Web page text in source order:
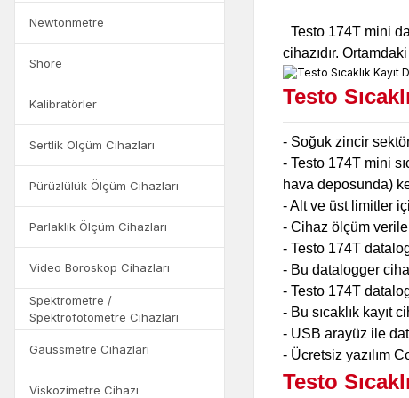
Newtonmetre
Shore
Kalibratörler
Sertlik Ölçüm Cihazları
Pürüzlülük Ölçüm Cihazları
Parlaklık Ölçüm Cihazları
Video Boroskop Cihazları
Spektrometre /
Spektrofotometre Cihazları
Gaussmetre Cihazları
Viskozimetre Cihazı
Testo 174T mini
cihazıdır.
Testo
- Soğuk zincir
- Testo 174T mini
hava deposunda)
- Alt ve üst limitler
- Cihaz ölçüm
- Testo 174T
- Bu datalogger
- Testo 174T
- Bu sıcaklık kayıt
- USB arayüz ile
- Ücretsiz yazılım
Testo